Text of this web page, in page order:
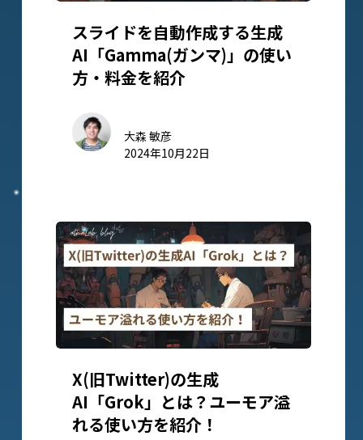
スライドを自動作成する生成
AI「Gamma(ガンマ)」の使い
方・料金を紹介
大森 敏彦
2024年10月22日
X(旧Twitter)の生成
AI「Grok」とは？ユーモア溢
れる使い方を紹介！